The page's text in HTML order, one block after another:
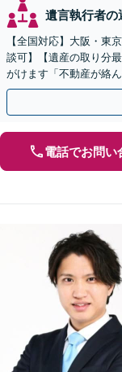
遺言執行者の
【全国対応】大阪・東
談可】【遺産の取り分
がけます「不動産が絡
執行／事業承継など、
電話でお問い